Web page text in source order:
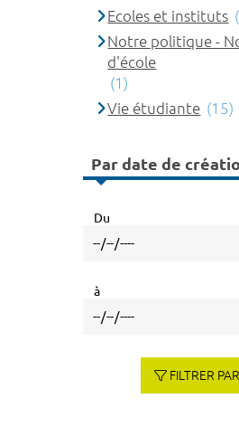
Ecoles et instituts
Notre politique -
d'école
(1)
Vie étudiante (15)
Par date de
Du
à
FILTRER